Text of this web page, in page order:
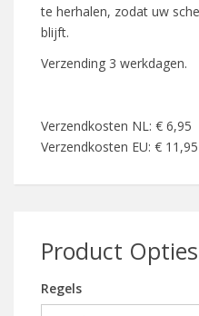
te herhalen, zodat uw
blijft.
Verzending 3 werkdagen.
Verzendkosten NL: € 6,95
Verzendkosten EU: € 11,95
Product Opties
Regels